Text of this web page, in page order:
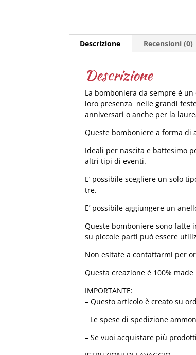
Descrizione Recensioni (0)
Descrizione
La bomboniera da sempre è
loro presenza nelle grandi
anniversari o anche per la
Queste bomboniere a forma di
Ideali per nascita e battesimo
altri tipi di eventi.
E’ possibile scegliere un solo
tre.
E’ possibile aggiungere un
Queste bomboniere sono fatte
su piccole parti può essere
Non esitate a contattarmi per
Questa creazione è 100%
IMPORTANTE:
– Questo articolo è creato su
_ Le spese di spedizione
– Se vuoi acquistare più